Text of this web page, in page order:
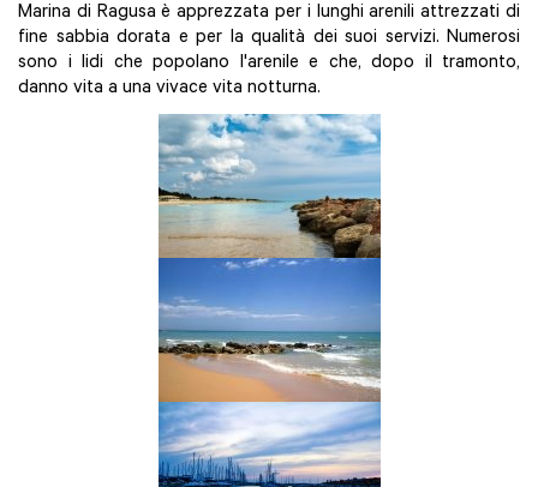
Marina di Ragusa è apprezzata per i lunghi arenili attrezzati di
fine sabbia dorata e per la qualità dei suoi servizi. Numerosi
sono i lidi che popolano l'arenile e che, dopo il tramonto,
danno vita a una vivace vita notturna.